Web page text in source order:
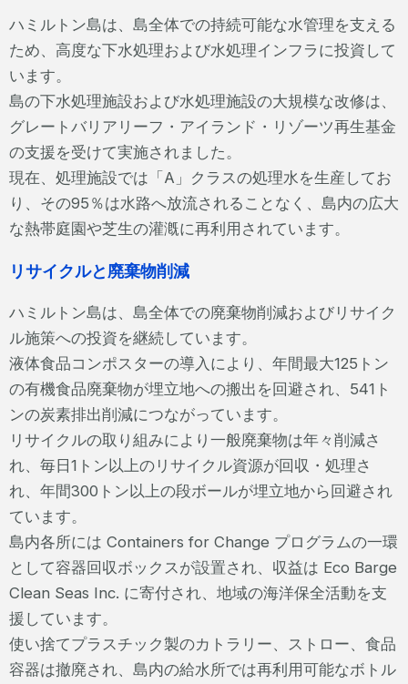
ハミルトン島は、島全体での持続可能な水管理を支える
ため、高度な下水処理および水処理インフラに投資して
います。
島の下水処理施設および水処理施設の大規模な改修は、
グレートバリアリーフ・アイランド・リゾーツ再生基金
の支援を受けて実施されました。
現在、処理施設では「A」クラスの処理水を生産してお
り、その95％は水路へ放流されることなく、島内の広大
な熱帯庭園や芝生の灌漑に再利用されています。
リサイクルと廃棄物削減
ハミルトン島は、島全体での廃棄物削減およびリサイク
ル施策への投資を継続しています。
液体食品コンポスターの導入により、年間最大125トン
の有機食品廃棄物が埋立地への搬出を回避され、541ト
ンの炭素排出削減につながっています。
リサイクルの取り組みにより一般廃棄物は年々削減さ
れ、毎日1トン以上のリサイクル資源が回収・処理さ
れ、年間300トン以上の段ボールが埋立地から回避され
ています。
島内各所には Containers for Change プログラムの一環
として容器回収ボックスが設置され、収益は Eco Barge
Clean Seas Inc. に寄付され、地域の海洋保全活動を支
援しています。
使い捨てプラスチック製のカトラリー、ストロー、食品
容器は撤廃され、島内の給水所では再利用可能なボトル